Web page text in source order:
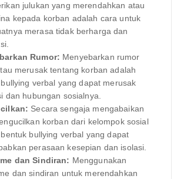
julukan yang merendahkan atau
kepada korban adalah cara untuk
merasa tidak berharga dan
Rumor: Menyebarkan rumor
merusak tentang korban adalah
verbal yang dapat merusak
dan hubungan sosialnya.
Secara sengaja mengabaikan
korban dari kelompok sosial
bullying verbal yang dapat
perasaan kesepian dan isolasi.
dan Sindiran: Menggunakan
dan sindiran untuk merendahkan